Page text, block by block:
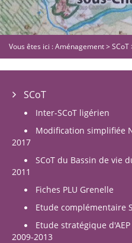
Vous êtes ici :Aménagement> SCoT
SCoT
Inter-SCoT ligérien
Modification simplifiée
2017
SCoT du Bassin de vie
2011
Fiches PLU Grenelle
Etude complémentaire
Etude stratégique
2009-2013